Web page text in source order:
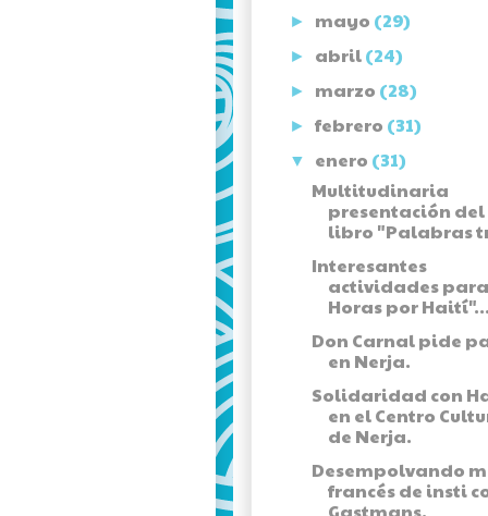
► mayo (29)
► abril(24)
► marzo (28)
►febrero (31)
▼ enero (31)
Multitudinaria
presentación del
libro "Palabras
Interesantes
actividades para
Horas por
Don Carnal pide
en Nerja.
Solidaridad con
en el Centro
de Nerja.
Desempolvando
francés de insti